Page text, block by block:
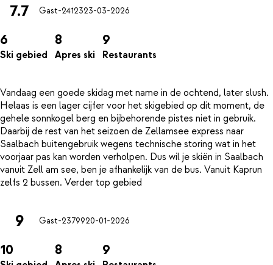
7.7 Gast-2412323-03-2026
6
Ski gebied
8
Apres ski
9
Restaurants
Vandaag een goede skidag met name in de ochtend, later slush.
Helaas is een lager cijfer voor het skigebied op dit moment, de
gehele sonnkogel berg en bijbehorende pistes niet in gebruik.
Daarbij de rest van het seizoen de Zellamsee express naar
Saalbach buitengebruik wegens technische storing wat in het
voorjaar pas kan worden verholpen. Dus wil je skiën in Saalbach
vanuit Zell am see, ben je afhankelijk van de bus. Vanuit Kaprun
9 Gast-2379920-01-2026
10 8 9